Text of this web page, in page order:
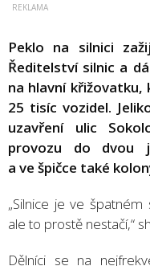
Peklo na silnici
Ředitelství silnic a
na hlavní křižovatku,
25 tisíc vozidel.
uzavření ulic
provozu do dvou
a ve špičce také
„Silnice je ve
ale to prostě nestačí,“
Dělníci se na